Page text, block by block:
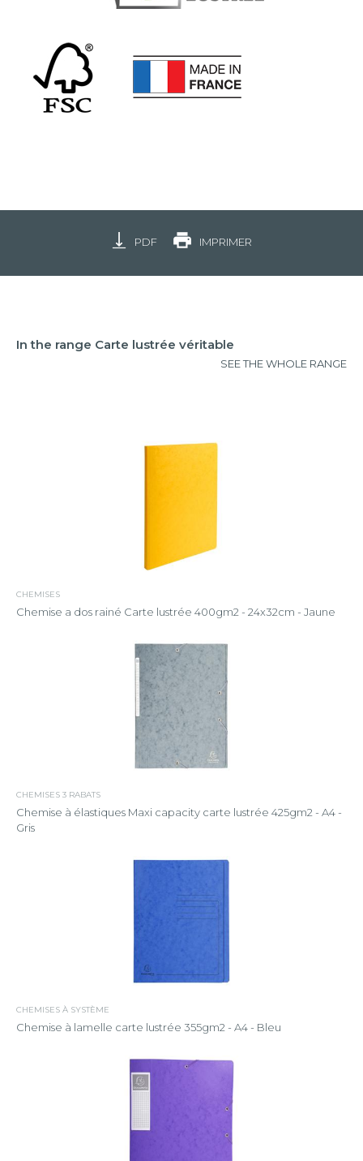
PDF IMPRIMER
In the range Carte lustrée véritable
SEE THE WHOLE RANGE
CHEMISES
Chemise a dos rainé Carte lustrée 400gm2 - 24x32cm - Jaune
CHEMISES 3 RABATS
Chemise à élastiques Maxi capacity carte lustrée 425gm2 - A4 -
Gris
CHEMISES À SYSTÈME
Chemise à lamelle carte lustrée 355gm2 - A4 - Bleu